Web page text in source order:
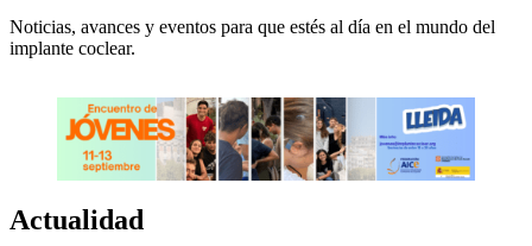
Noticias, avances y eventos para que estés al día en el mundo del
implante coclear.
Actualidad